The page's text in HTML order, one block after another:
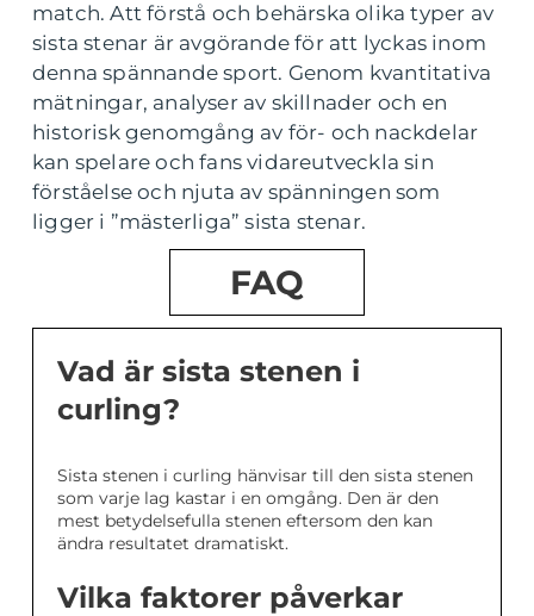
match. Att förstå och behärska olika typer av
sista stenar är avgörande för att lyckas inom
denna spännande sport. Genom kvantitativa
mätningar, analyser av skillnader och en
historisk genomgång av för- och nackdelar
kan spelare och fans vidareutveckla sin
förståelse och njuta av spänningen som
ligger i ”mästerliga” sista stenar.
FAQ
Vad är sista stenen i
curling?
Sista stenen i curling hänvisar till den sista stenen
som varje lag kastar i en omgång. Den är den
mest betydelsefulla stenen eftersom den kan
ändra resultatet dramatiskt.
Vilka faktorer påverkar